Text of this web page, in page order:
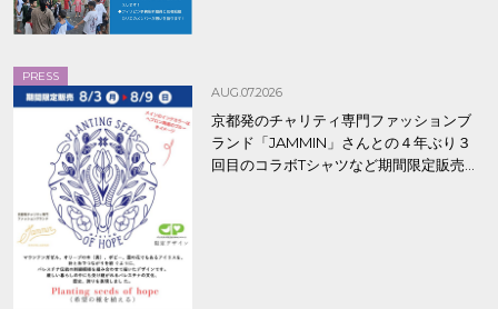
PRESS
AUG.07.2026
京都発のチャリティ専門ファッションブ
ランド「JAMMIN」さんとの４年ぶり３
回目のコラボTシャツなど期間限定販売、